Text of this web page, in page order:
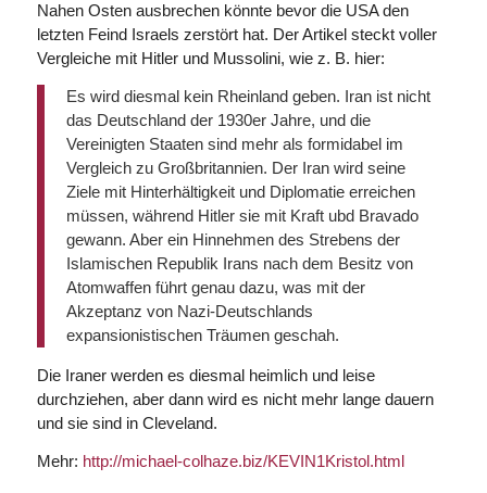
Nahen Osten ausbrechen könnte bevordie USA den
letzten Feind Israels zerstört hat. Der Artikel steckt voller
Vergleiche mit Hitler und Mussolini, wie z. B. hier:
Es wird diesmal kein Rheinland geben. Iran ist nicht
das Deutschland der 1930er Jahre, und die
Vereinigten Staaten sind mehr als formidabel im
Vergleich zu Großbritannien. Der Iran wird seine
Ziele mit Hinterhältigkeit und Diplomatie erreichen
müssen, während Hitler sie mit Kraft ubd Bravado
gewann. Aber ein Hinnehmen des Strebens der
Islamischen Republik Irans nach dem Besitz von
Atomwaffen führt genau dazu, was mit der
Akzeptanz von Nazi-Deutschlands
expansionistischen Träumen geschah.
Die Iraner werden es diesmal heimlich und leise
durchziehen, aber dann wird es nicht mehr lange dauern
und sie sind in Cleveland.
Mehr: http://michael-colhaze.biz/KEVIN1Kristol.html